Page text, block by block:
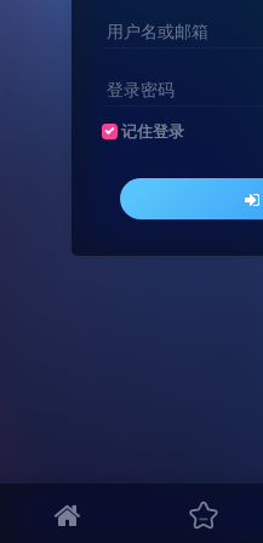
用户名或邮箱
登录密码
记住登录